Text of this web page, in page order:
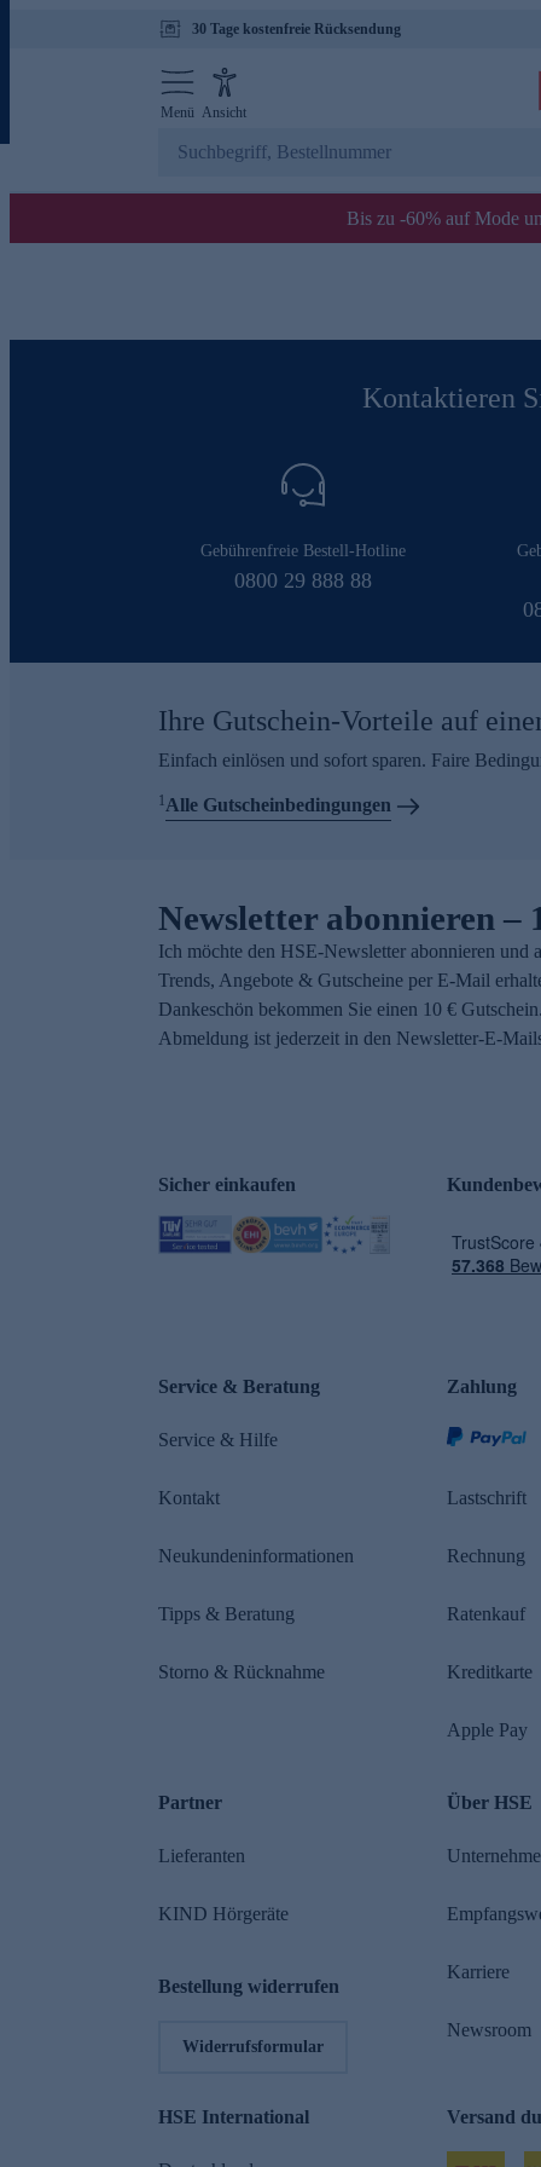
30 Tage kostenfreie Rücksendung
Menü Ansicht
Bis zu -60% auf Mode
Kontaktieren
Gebührenfreie Bestell-Hotline
0800 29 888 88
Ihre Gutschein-Vorteile auf
Einfach einlösen und sofort sparen. Faire
1Alle Gutscheinbedingungen
Newsletter abonnieren –
Ich möchte den HSE-Newsletter abonnieren und
Trends, Angebote & Gutscheine per E-Mail
Dankeschön bekommen Sie einen 10 €
Abmeldung ist jederzeit in den Newsletter-E-
Sicher einkaufen
Service & Beratung
Service & Hilfe
Kontakt
Neukundeninformationen
Tipps & Beratung
Storno & Rücknahme
Zahlung
Lastschrift
Rechnung
Ratenkauf
Kreditkarte
Apple Pay
Partner
Lieferanten
KIND Hörgeräte
Bestellung widerrufen
Widerrufsformular
Über HSE
Karriere
Newsroom
HSE International Versand